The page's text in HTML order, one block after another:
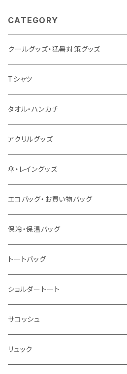
CATEGORY
クールグッズ・猛暑対策グッズ
扇風機
うちわ
猛暑グッズ
冷感グッズ
Tシャツ
カスタムプリントTシャツ（国内プリント）
イージーオーダーTシャツ（海外生産）
タオル・ハンカチ
名入れタオル
今治タオル
泉州おくばりタオル
冷感タオル
ハンカチ
アクリルグッズ
キーホルダー
スタンド
バッジ
ライティングスタンド
アクリル雑貨
傘・レイングッズ
傘
ポンチョ
エコバッグ・お買い物バッグ
ポリエステル
フェアトレードコットン
ジュートコットン
キャンパス
不織布
保冷・保温バッグ
キャンパス
デニム
ポリエステル
不織布
トートバッグ
オーガニックコットン
シーチング
10oz
フェアトレードコットン
コットンリネン
ショルダートート
オーガニックコットン
コットンリネン
サコッシュ
オーガニックコットン
リュック